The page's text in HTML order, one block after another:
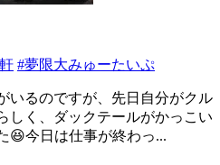
#夢限大みゅーたいぷ
いるのですが、先日自分がクル
しく、ダックテールがかっこい
😆今日は仕事が終わっ...